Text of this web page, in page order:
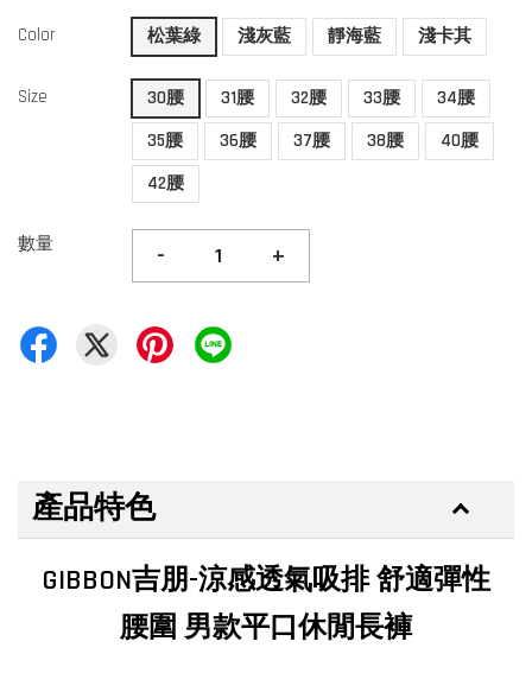
Color 松葉綠 淺灰藍 靜海藍 淺卡其
Size 30腰 31腰 32腰 33腰
34腰
35腰
36腰 37腰 38腰
40腰
42腰
數量 - +
產品特色
GIBBON吉朋-涼感透氣吸排 舒適彈性
腰圍 男款平口休閒長褲